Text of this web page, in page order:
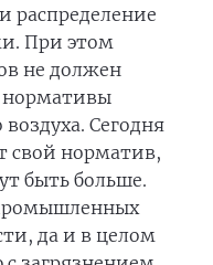
распределение
При этом
не должен
нормативы
Сегодня
свой норматив,
быть больше.
да и в целом